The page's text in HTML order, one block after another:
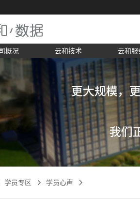
与技能培训基地
概况 云和技术 云和服
学员专区 学员心声